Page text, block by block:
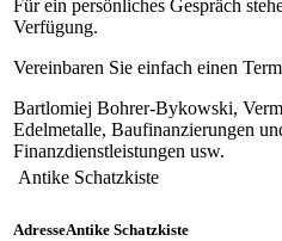
Für ein persönliches Gespräch
Verfügung.
Vereinbaren Sie einfach einen
Bartlomiej Bohrer-Bykowski,
Edelmetalle, Baufinanzierungen
Finanzdienstleistungen usw.
Antike Schatzkiste
AdresseAntike Schatzkiste